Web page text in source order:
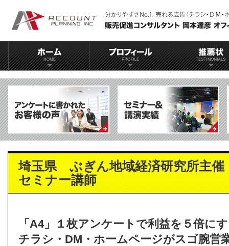
埼玉県 ぶぎん地域経済研究所主
セミナー講師
「A4」１枚アンケートで利益を５倍に
チラシ・DM・ホームページがスゴ腕営